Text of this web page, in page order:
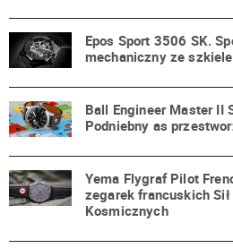
Epos Sport 3506 SK.
mechaniczny ze
Ball Engineer Master II
Podniebny as
Yema Flygraf Pilot
zegarek francuskich
Kosmicznych